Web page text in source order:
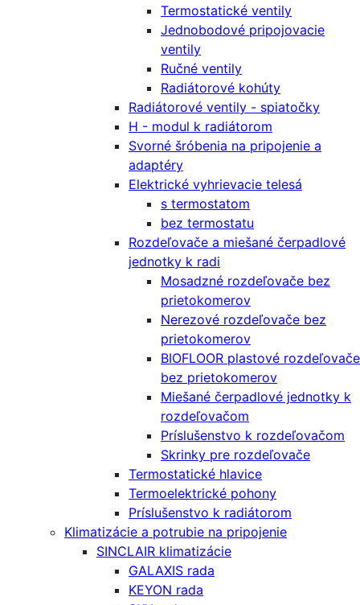
Termostatické ventily
Jednobodové pripojovacie
ventily
Ručné ventily
Radiátorové kohúty
Radiátorové ventily - spiatočky
H - modul k radiátorom
Svorné šróbenia na pripojenie a
adaptéry
Elektrické vyhrievacie telesá
s termostatom
bez termostatu
Rozdeľovače a miešané čerpadlové
jednotky k radi
Mosadzné rozdeľovače bez
prietokomerov
Nerezové rozdeľovače bez
prietokomerov
BIOFLOOR plastové rozdeľovače
bez prietokomerov
Miešané čerpadlové jednotky k
rozdeľovačom
Príslušenstvo k rozdeľovačom
Skrinky pre rozdeľovače
Termostatické hlavice
Termoelektrické pohony
Príslušenstvo k radiátorom
Klimatizácie a potrubie na pripojenie
SINCLAIR klimatizácie
GALAXIS rada
KEYON rada